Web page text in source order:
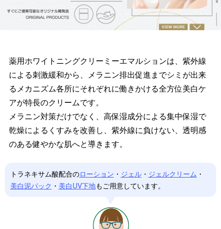
薬用ホワイトニングクリーミーエマルションは、紫外線
による刺激緩和から、メラニン排出促進までシミが出来
るメカニズム各所にそれぞれに働きかける全方位美白ケ
アが特長のクリームです。
メラニン対策だけでなく、高保湿成分による集中保湿で
乾燥によるくすみを改善し、紫外線に負けない、透明感
のある健やかな肌へと導きます。
トラネキサム酸配合のローション ・ ジェル・ ジェルクリーム ・
美白泥パック ・ 美白UV下地もご用意しています。